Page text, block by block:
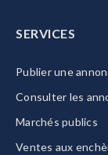
SERVICES
Publier une
Consulter les
Marchés publics
Ventes aux